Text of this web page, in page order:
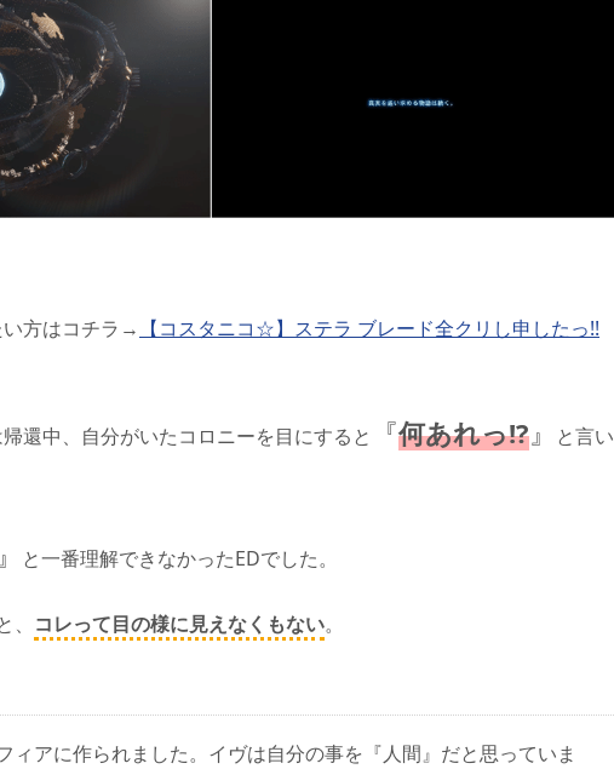
方はコチラ→ 【コスタニコ☆】ステラ ブレード全クリし申したっ!!
還中、自分がいたコロニーを目にすると 『何あれっ!? 』
と言い
』 と一番理解できなかったEDでした。
コレって目の様に見えなくもない。
ィアに作られました。イヴは自分の事を『人間』だと思っていま